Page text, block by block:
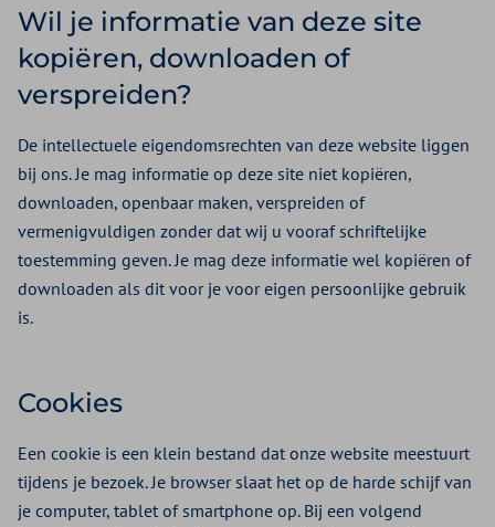
Wil je informatie van deze site
kopiëren, downloaden of
verspreiden?
De intellectuele eigendomsrechten van deze website liggen
bij ons. Je mag informatie op deze site niet kopiëren,
downloaden, openbaar maken, verspreiden of
vermenigvuldigen zonder dat wij u vooraf schriftelijke
toestemming geven. Je mag deze informatie wel kopiëren of
downloaden als dit voor je voor eigen persoonlijke gebruik
is.
Cookies
Een cookie is een klein bestand dat onze website meestuurt
tijdens je bezoek. Je browser slaat het op de harde schijf van
je computer, tablet of smartphone op. Bij een volgend